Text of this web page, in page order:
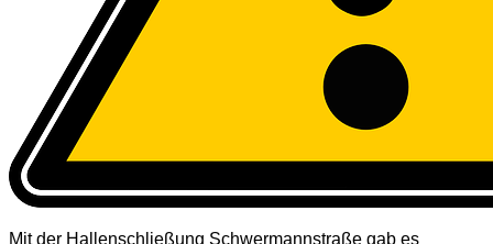
Mit der Hallenschließung Schwermannstraße gab es